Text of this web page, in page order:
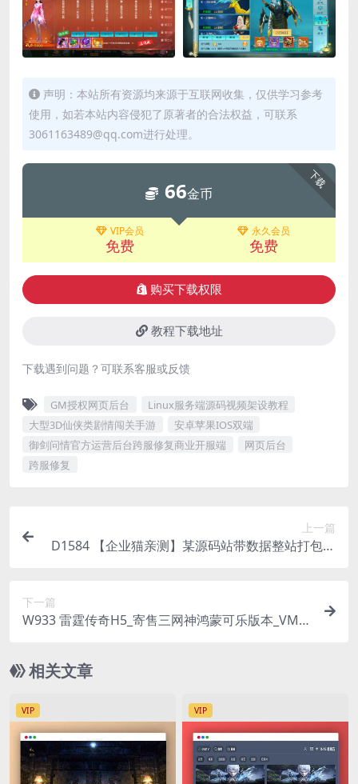
声明：本站所有资源均来源于互联网收集，仅供学习参考
使用，如若本站内容侵犯了原著者的合法权益，可联系
3061163489@qq.com进行处理。
下载
66金币
VIP会员
免费
永久会员
免费
购买下载权限
教程下载地址
下载遇到问题？可联系客服或反馈
GM授权网页后台
Linux服务端源码视频架设教程
大型3D仙侠类剧情闯关手游
安卓苹果IOS双端
御剑问情官方运营后台跨服修复商业开服端
网页后台
跨服修复
上一篇
D1584 【企业猫亲测】某源码站带数据整站打包下
下一篇
W933 雷霆传奇H5_寄售三网神鸿蒙可乐版本_VM镜
后台
相关文章
VIP VIP